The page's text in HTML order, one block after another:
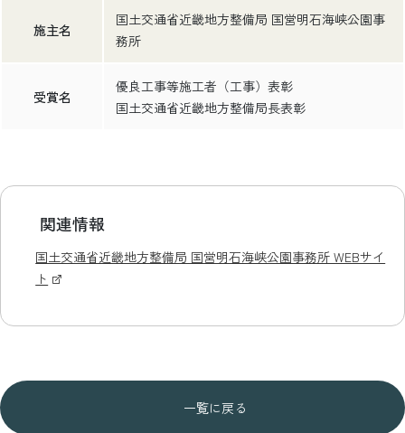
施主名
国土交通省近畿地方整備局 国営明石海峡公園事
務所
受賞名
優良工事等施工者（工事）表彰
国土交通省近畿地方整備局長表彰
関連情報
国土交通省近畿地方整備局 国営明石海峡公園事務所 WEBサイ
ト
一覧に戻る